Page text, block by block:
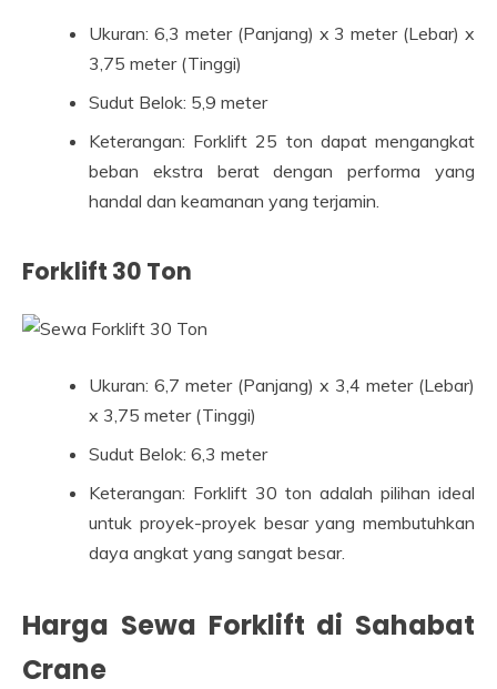
Ukuran: 6,3 meter (Panjang) x 3 meter (Lebar) x
3,75 meter (Tinggi)
Sudut Belok: 5,9 meter
Keterangan: Forklift 25 ton dapat mengangkat
beban ekstra berat dengan performa yang
handal dan keamanan yang terjamin.
Forklift 30 Ton
Ukuran: 6,7 meter (Panjang) x 3,4 meter (Lebar)
x 3,75 meter (Tinggi)
Sudut Belok: 6,3 meter
Keterangan: Forklift 30 ton adalah pilihan ideal
untuk proyek-proyek besar yang membutuhkan
daya angkat yang sangat besar.
Harga Sewa Forklift di Sahabat
Crane